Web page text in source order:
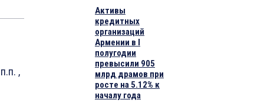
,
Активы
кредитных
организаций
Армении в I
полугодии
превысили 905
млрд драмов при
росте на 5.12% к
началу года